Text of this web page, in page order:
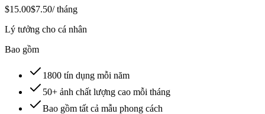
$15.00$7.50/ tháng
Lý tưởng cho cá nhân
Bao gồm
1800 tín dụng mỗi năm
50+ ảnh chất lượng cao mỗi tháng
Bao gồm tất cả mẫu phong cách